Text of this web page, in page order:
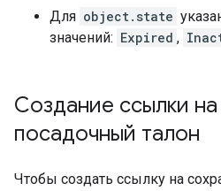
Для object.state
значений: Expired ,
Создание ссылки
посадочный талон
Чтобы создать ссылку на